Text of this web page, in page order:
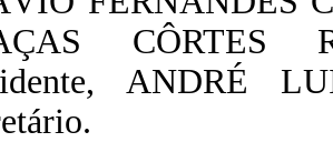
CÔRTES
ANDRÉ